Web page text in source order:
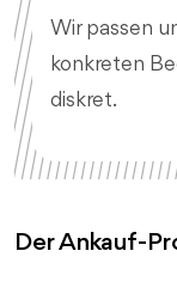
Wir passen
konkreten
diskret.
Der Ankauf-